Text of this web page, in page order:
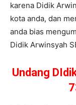
karena Didik
kota anda, dan
anda bias
Didik Arwinsyah
Undang